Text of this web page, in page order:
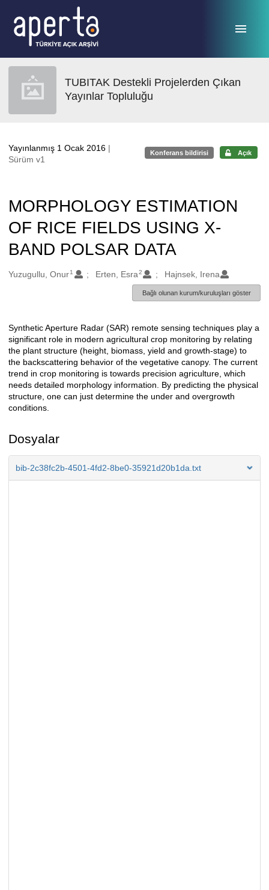
TUBITAK Destekli Projelerden Çıkan
Yayınlar Topluluğu
Yayınlanmış 1 Ocak 2016 |
Sürüm v1
Konferans bildirisi Açık
MORPHOLOGY ESTIMATION
OF RICE FIELDS USING X-
BAND POLSAR DATA
Oluşturanlar
Yuzugullu, Onur1 Erten, Esra2 Hajnsek, Irena
Bağlı olunan kurum/kuruluşları göster
Açıklama
Synthetic Aperture Radar (SAR) remote sensing techniques play a
significant role in modern agricultural crop monitoring by relating
the plant structure (height, biomass, yield and growth-stage) to
the backscattering behavior of the vegetative canopy. The current
trend in crop monitoring is towards precision agriculture, which
needs detailed morphology information. By predicting the physical
structure, one can just determine the under and overgrowth
conditions.
Dosyalar
bib-2c38fc2b-4501-4fd2-8be0-35921d20b1da.txt